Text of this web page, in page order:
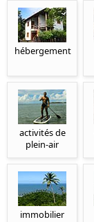
hébergement
activités de
plein-air
immobilier